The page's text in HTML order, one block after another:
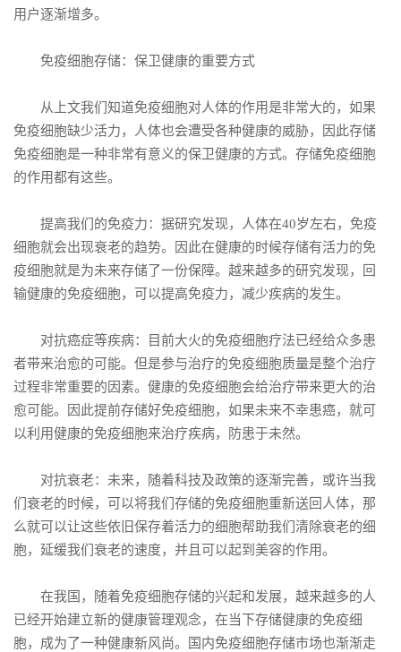
用户逐渐增多。
免疫细胞存储：保卫健康的重要方式
从上文我们知道免疫细胞对人体的作用是非常大的，如果
免疫细胞缺少活力，人体也会遭受各种健康的威胁，因此存储
免疫细胞是一种非常有意义的保卫健康的方式。存储免疫细胞
的作用都有这些。
提高我们的免疫力：据研究发现，人体在40岁左右，免疫
细胞就会出现衰老的趋势。因此在健康的时候存储有活力的免
疫细胞就是为未来存储了一份保障。越来越多的研究发现，回
输健康的免疫细胞，可以提高免疫力，减少疾病的发生。
对抗癌症等疾病：目前大火的免疫细胞疗法已经给众多患
者带来治愈的可能。但是参与治疗的免疫细胞质量是整个治疗
过程非常重要的因素。健康的免疫细胞会给治疗带来更大的治
愈可能。因此提前存储好免疫细胞，如果未来不幸患癌，就可
以利用健康的免疫细胞来治疗疾病，防患于未然。
对抗衰老：未来，随着科技及政策的逐渐完善，或许当我
们衰老的时候，可以将我们存储的免疫细胞重新送回人体，那
么就可以让这些依旧保存着活力的细胞帮助我们清除衰老的细
胞，延缓我们衰老的速度，并且可以起到美容的作用。
在我国，随着免疫细胞存储的兴起和发展，越来越多的人
已经开始建立新的健康管理观念，在当下存储健康的免疫细
胞，成为了一种健康新风尚。国内免疫细胞存储市场也渐渐走